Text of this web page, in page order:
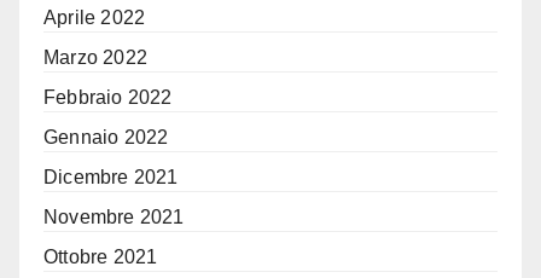
Aprile 2022
Marzo 2022
Febbraio 2022
Gennaio 2022
Dicembre 2021
Novembre 2021
Ottobre 2021